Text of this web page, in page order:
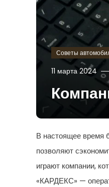
Советы
11 марта 2024
В настоящее время
позволяют
играют компании,
«КАРДЕКС» —